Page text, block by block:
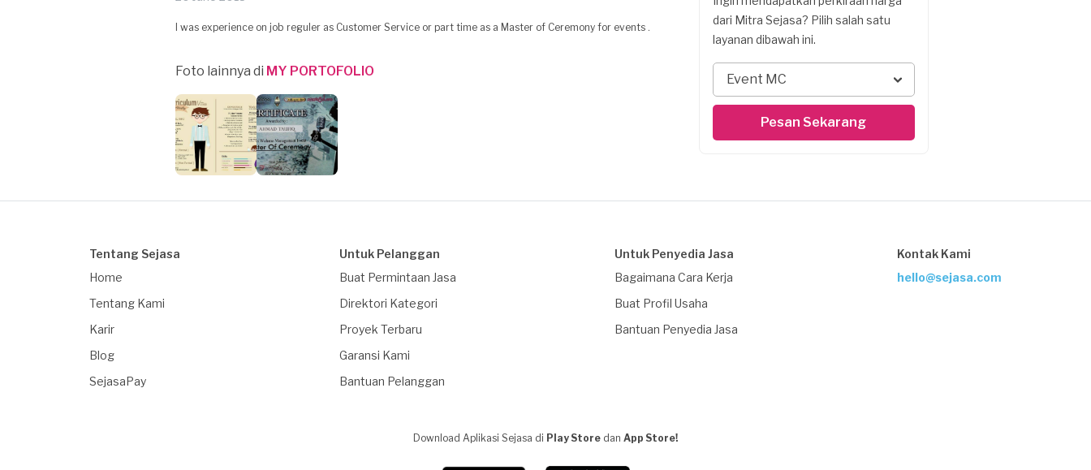
I was experience on job reguler as Customer Service or part time as a Master of Ceremony for events .
Foto lainnya di MY PORTOFOLIO
dari Mitra Sejasa? Pilih salah satu
layanan dibawah ini.
Event MC
Pesan Sekarang
Tentang Sejasa
Home
Tentang Kami
Karir
Blog
SejasaPay
Untuk Pelanggan
Buat Permintaan Jasa
Direktori Kategori
Proyek Terbaru
Garansi Kami
Bantuan Pelanggan
Untuk Penyedia Jasa
Bagaimana Cara Kerja
Buat Profil Usaha
Bantuan Penyedia Jasa
Kontak Kami
hello@sejasa.com
Download Aplikasi Sejasa di Play Store dan App Store!